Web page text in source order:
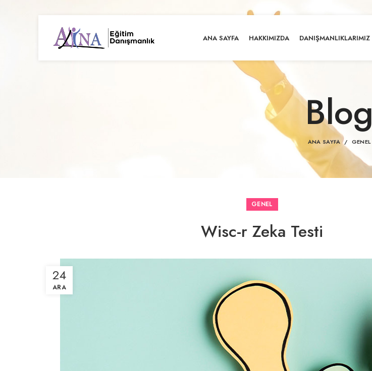
ANA SAYFA HAKKIMIZDA DANIŞMANLIKLARIMIZ
Blog
ANA SAYFA GENEL
GENEL
Wisc-r Zeka Testi
24
ARA